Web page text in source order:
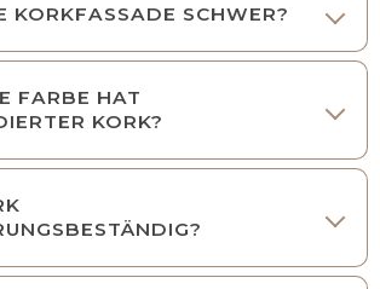
KORKFASSADE SCHWER?
FARBE HAT
KORK?